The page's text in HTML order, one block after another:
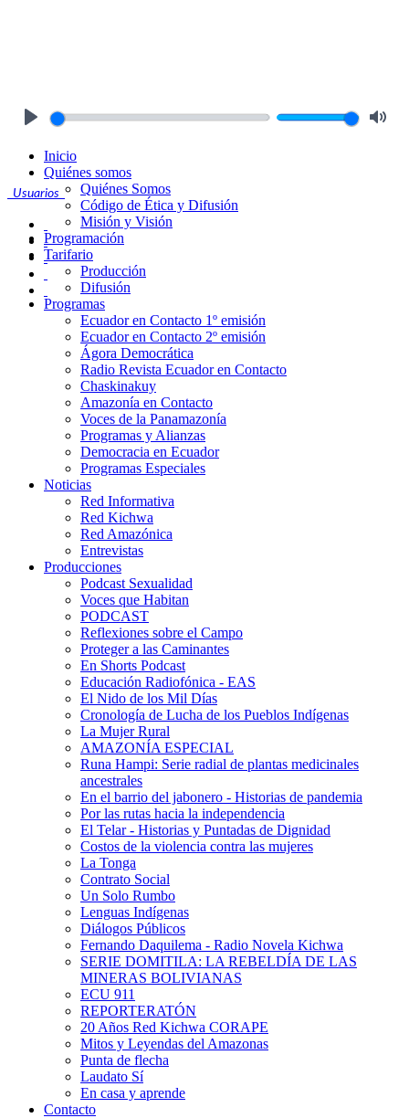
Usuarios
Inicio
Quiénes somos
Quiénes Somos
Código de Ética y Difusión
Misión y Visión
Programación
Tarifario
Producción
Difusión
Programas
Ecuador en Contacto 1º emisión
Ecuador en Contacto 2º emisión
Ágora Democrática
Radio Revista Ecuador en Contacto
Chaskinakuy
Amazonía en Contacto
Voces de la Panamazonía
Programas y Alianzas
Democracia en Ecuador
Programas Especiales
Noticias
Red Informativa
Red Kichwa
Red Amazónica
Entrevistas
Producciones
Podcast Sexualidad
Voces que Habitan
PODCAST
Reflexiones sobre el Campo
Proteger a las Caminantes
En Shorts Podcast
Educación Radiofónica - EAS
El Nido de los Mil Días
Cronología de Lucha de los Pueblos Indígenas
La Mujer Rural
AMAZONÍA ESPECIAL
Runa Hampi: Serie radial de plantas medicinales
ancestrales
En el barrio del jabonero - Historias de pandemia
Por las rutas hacia la independencia
El Telar - Historias y Puntadas de Dignidad
Costos de la violencia contra las mujeres
La Tonga
Contrato Social
Un Solo Rumbo
Lenguas Indígenas
Diálogos Públicos
Fernando Daquilema - Radio Novela Kichwa
SERIE DOMITILA: LA REBELDÍA DE LAS
MINERAS BOLIVIANAS
ECU 911
REPORTERATÓN
20 Años Red Kichwa CORAPE
Mitos y Leyendas del Amazonas
Punta de flecha
Laudato Sí
En casa y aprende
Contacto